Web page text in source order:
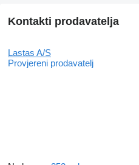
Kontakti prodavatelja
Lastas A/S
Provjereni prodavatelj